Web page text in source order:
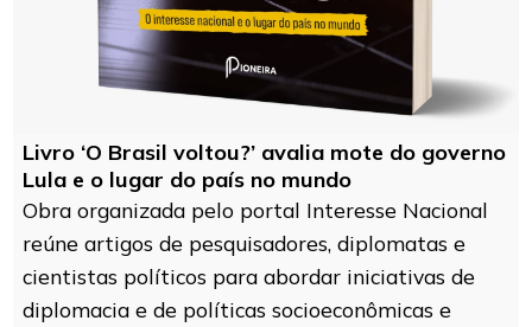
Livro ‘O Brasil voltou?’ avalia mote do governo
Lula e o lugar do país no mundo
Obra organizada pelo portal Interesse Nacional
reúne artigos de pesquisadores, diplomatas e
cientistas políticos para abordar iniciativas de
diplomacia e de políticas socioeconômicas e